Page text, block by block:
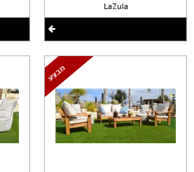
LaZula